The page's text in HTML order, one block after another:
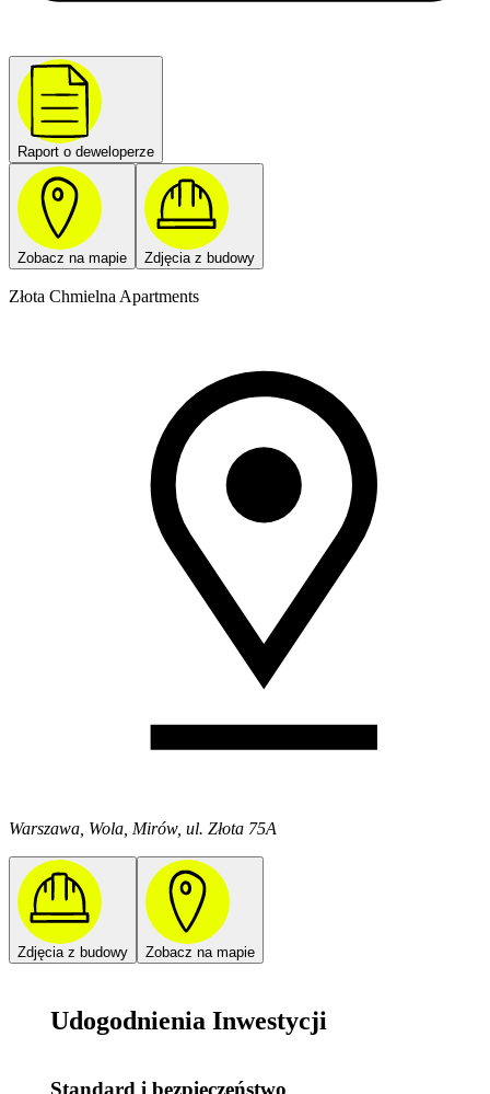
Raport o deweloperze
Zobacz na mapie Zdjęcia z budowy
Złota Chmielna Apartments
Warszawa, Wola, Mirów, ul. Złota 75A
Zdjęcia z budowy Zobacz na mapie
Udogodnienia Inwestycji
Standard i bezpieczeństwo